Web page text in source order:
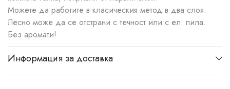
Можете да работите в класическия метод в два слоя.
Лесно може да се отстрани с течност или с ел. пила.
Без аромати!
Информация за доставка